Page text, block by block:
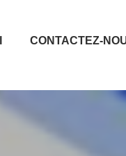
CONTACTEZ-